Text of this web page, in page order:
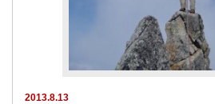
2013.8.13